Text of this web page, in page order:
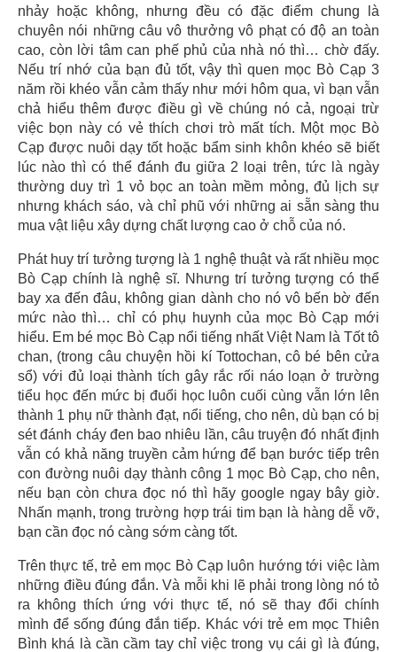
nhảy hoặc không, nhưng đều có đặc điểm chung là
chuyên nói những câu vô thưởng vô phạt có độ an toàn
cao, còn lời tâm can phế phủ của nhà nó thì… chờ đấy.
Nếu trí nhớ của bạn đủ tốt, vậy thì quen mọc Bò Cạp 3
năm rồi khéo vẫn cảm thấy như mới hôm qua, vì bạn vẫn
chả hiểu thêm được điều gì về chúng nó cả, ngoại trừ
việc bọn này có vẻ thích chơi trò mất tích. Một mọc Bò
Cạp được nuôi dạy tốt hoặc bẩm sinh khôn khéo sẽ biết
lúc nào thì có thể đánh đu giữa 2 loại trên, tức là ngày
thường duy trì 1 vỏ bọc an toàn mềm mỏng, đủ lịch sự
nhưng khách sáo, và chỉ phũ với những ai sẵn sàng thu
mua vật liệu xây dựng chất lượng cao ở chỗ của nó.
Phát huy trí tưởng tượng là 1 nghệ thuật và rất nhiều mọc
Bò Cạp chính là nghệ sĩ. Nhưng trí tưởng tượng có thể
bay xa đến đâu, không gian dành cho nó vô bến bờ đến
mức nào thì… chỉ có phụ huynh của mọc Bò Cạp mới
hiểu. Em bé mọc Bò Cạp nổi tiếng nhất Việt Nam là Tốt tô
chan, (trong câu chuyện hồi kí Tottochan, cô bé bên cửa
sổ) với đủ loại thành tích gây rắc rối náo loạn ở trường
tiểu học đến mức bị đuổi học luôn cuối cùng vẫn lớn lên
thành 1 phụ nữ thành đạt, nổi tiếng, cho nên, dù bạn có bị
sét đánh cháy đen bao nhiêu lần, câu truyện đó nhất định
vẫn có khả năng truyền cảm hứng để bạn bước tiếp trên
con đường nuôi dạy thành công 1 mọc Bò Cạp, cho nên,
nếu bạn còn chưa đọc nó thì hãy google ngay bây giờ.
Nhấn mạnh, trong trường hợp trái tim bạn là hàng dễ vỡ,
bạn cần đọc nó càng sớm càng tốt.
Trên thực tế, trẻ em mọc Bò Cạp luôn hướng tới việc làm
những điều đúng đắn. Và mỗi khi lẽ phải trong lòng nó tỏ
ra không thích ứng với thực tế, nó sẽ thay đổi chính
mình để sống đúng đắn tiếp. Khác với trẻ em mọc Thiên
Bình khá là cần cầm tay chỉ việc trong vụ cái gì là đúng,